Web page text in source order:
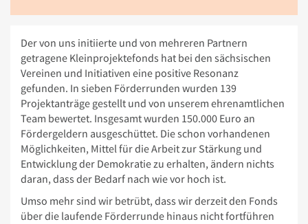
Der von uns initiierte und von mehreren Partnern
getragene Kleinprojektefonds hat bei den sächsischen
Vereinen und Initiativen eine positive Resonanz
gefunden. In sieben Förderrunden wurden 139
Projektanträge gestellt und von unserem ehrenamtlichen
Team bewertet. Insgesamt wurden 150.000 Euro an
Fördergeldern ausgeschüttet. Die schon vorhandenen
Möglichkeiten, Mittel für die Arbeit zur Stärkung und
Entwicklung der Demokratie zu erhalten, ändern nichts
daran, dass der Bedarf nach wie vor hoch ist.
Umso mehr sind wir betrübt, dass wir derzeit den Fonds
über die laufende Förderrunde hinaus nicht fortführen